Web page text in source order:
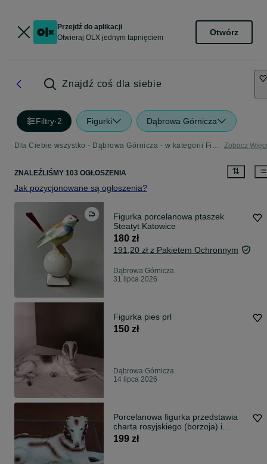
Przejdź do aplikacji
Otwieraj OLX jednym tapnięciem
Otwórz
Znajdź coś dla siebie
Filtry·2 Figurki Dąbrowa Górnicza
Dla Ciebie wszystko - Dąbrowa Górnicza - w kategorii Figurki Zobacz
ZNALEŹLIŚMY 103 OGŁOSZENIA
Jak pozycjonowane są ogłoszenia?
Figurka porcelanowa ptaszek
Steatyt Katowice
180 zł
191,20 zł z Pakietem Ochronnym
Dąbrowa Górnicza
31 lipca 2026
Figurka pies prl
150 zł
Dąbrowa Górnicza
14 lipca 2026
Porcelanowa figurka przedstawia
charta rosyjskiego (borzoja) i
została wyprodukowana w
199 zł